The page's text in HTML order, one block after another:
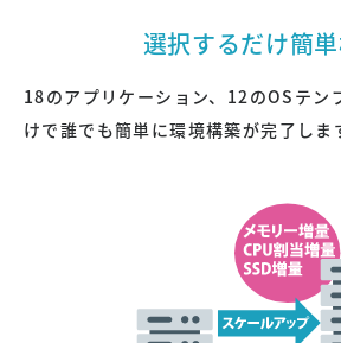
選択するだけ簡
18のアプリケーション、 12のOSテン
けで誰でも簡単に環境構築が完了しま
クレジットカードでの
ご利用可能なクレジットカ
デビットカードはご利用いただけ